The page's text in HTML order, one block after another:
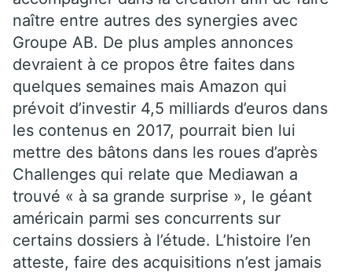
naître entre autres des synergies avec
Groupe AB. De plus amples annonces
devraient à ce propos être faites dans
quelques semaines mais Amazon qui
prévoit d’investir 4,5 milliards d’euros dans
les contenus en 2017, pourrait bien lui
mettre des bâtons dans les roues d’après
Challenges qui relate que Mediawan a
trouvé « à sa grande surprise », le géant
américain parmi ses concurrents sur
certains dossiers à l’étude. L’histoire l’en
atteste, faire des acquisitions n’est jamais